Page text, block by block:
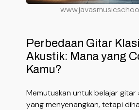
Perbedaan Gitar
Akustik: Mana yang
Kamu?
Memutuskan untuk belajar gitar
yang menyenangkan, tetapi